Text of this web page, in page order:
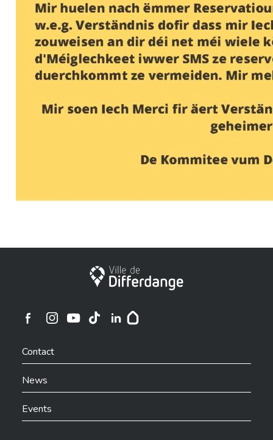
City of Differdange
Ville de Differdange sur Instagram
Contact
News
Events